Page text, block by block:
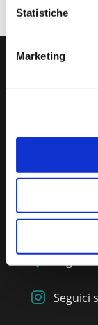
Statistiche
Marketing
 Via Aulo
 Seguici